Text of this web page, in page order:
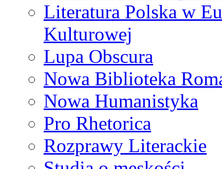
Literatura Polska w
Kulturowej
Lupa Obscura
Nowa Biblioteka
Nowa Humanistyka
Pro Rhetorica
Rozprawy Literackie